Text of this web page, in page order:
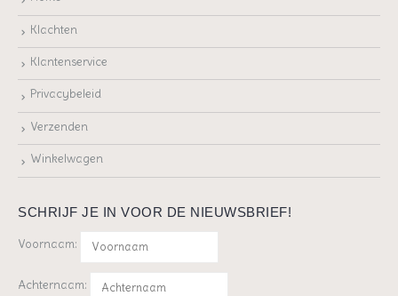
Klachten
Klantenservice
Privacybeleid
Verzenden
Winkelwagen
SCHRIJF JE IN VOOR DE NIEUWSBRIEF!
Voornaam:
Achternaam: